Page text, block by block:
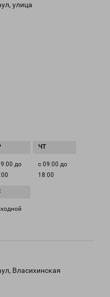
улица
до
с 09:00 до
18:00
Власихинская